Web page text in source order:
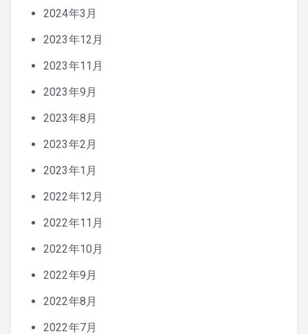
2024年3月
2023年12月
2023年11月
2023年9月
2023年8月
2023年2月
2023年1月
2022年12月
2022年11月
2022年10月
2022年9月
2022年8月
2022年7月